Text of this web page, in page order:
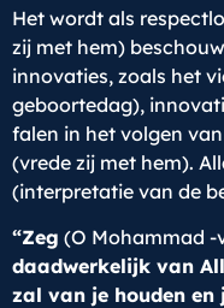
Het wordt als
zij met hem)
innovaties, zoals het
geboortedag),
falen in het volgen
(vrede zij met hem).
(interpretatie van de
“Zeg (O Mohammad -
daadwerkelijk van
zal van je houden en